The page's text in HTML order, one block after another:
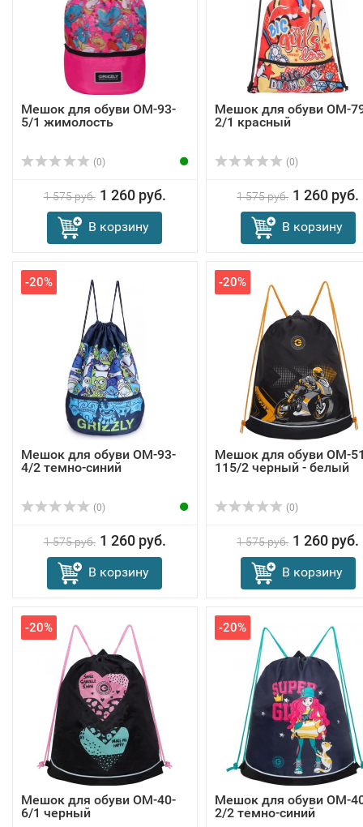
Мешок для обуви OM-93-
5/1 жимолость
(0)
1 575 руб. 1 260 руб.
В корзину
Мешок для обуви OM-
2/1 красный
(0)
1 575 руб. 1 260 руб.
В корзину
-20%
Мешок для обуви OM-93-
4/2 темно-синий
(0)
1 575 руб. 1 260 руб.
В корзину
-20%
Мешок для обуви OM-
115/2 черный - белый
(0)
1 575 руб. 1 260 руб.
В корзину
-20%
Мешок для обуви OM-40-
6/1 черный
-20%
Мешок для обуви OM-
2/2 темно-синий